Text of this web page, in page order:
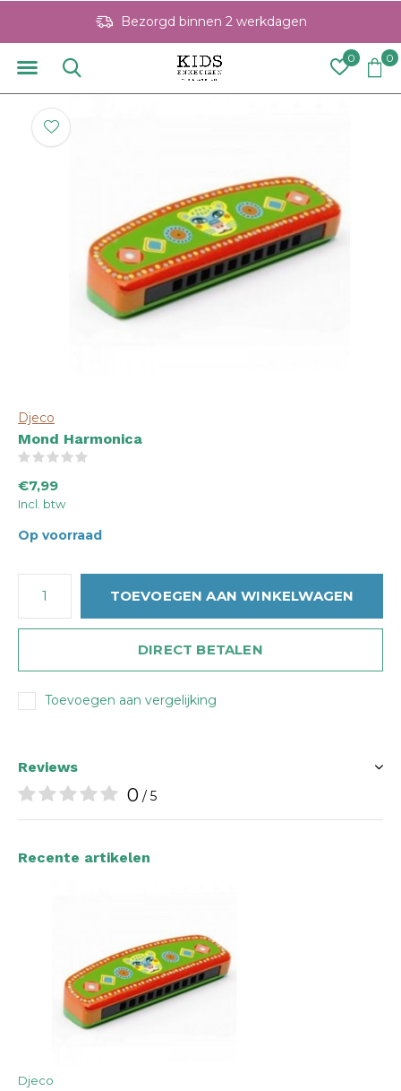
0 0
Bezorgd binnen 2 werkdagen
Djeco
Mond Harmonica
€7,99
Incl. btw
Op voorraad
TOEVOEGEN AAN WINKELWAGEN
DIRECT BETALEN
Toevoegen aan vergelijking
Reviews
0 / 5
Recente artikelen
Djeco